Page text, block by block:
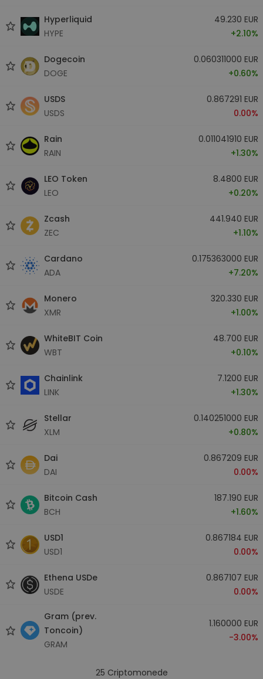
Hyperliquid
HYPE
49.230 EUR
+2.10%
Dogecoin
DOGE
0.060311000 EUR
+0.60%
USDS
USDS
0.867291 EUR
0.00%
Rain
RAIN
0.011041910 EUR
+1.30%
LEO Token
LEO
8.4800 EUR
+0.20%
Zcash
ZEC
441.940 EUR
+1.10%
Cardano
ADA
0.175363000 EUR
+7.20%
Monero
XMR
320.330 EUR
+1.00%
WhiteBIT Coin
WBT
48.700 EUR
+0.10%
Chainlink
LINK
7.1200 EUR
+1.30%
Stellar
XLM
0.140251000 EUR
+0.80%
Dai
DAI
0.867209 EUR
0.00%
Bitcoin Cash
BCH
187.190 EUR
+1.60%
USD1
USD1
0.867184 EUR
0.00%
Ethena USDe
USDE
0.867107 EUR
0.00%
Gram (prev.
Toncoin)
GRAM
1.160000 EUR
-3.00%
25 Criptomonede